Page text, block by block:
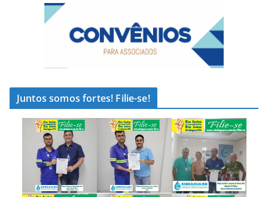
Juntos somos fortes! Filie-se!